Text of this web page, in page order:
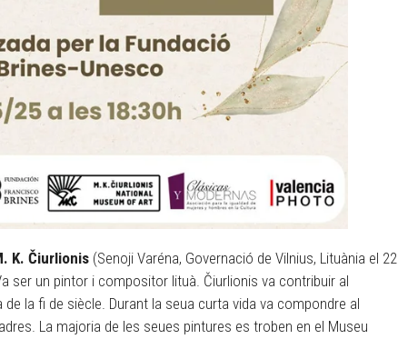
K. Čiurlionis (Senoji Varéna, Governació de Vilnius, Lituània el 22
ser un pintor i compositor lituà. Čiurlionis va contribuir al
la fi de siècle. Durant la seua curta vida va compondre al
La majoria de les seues pintures es troben en el Museu